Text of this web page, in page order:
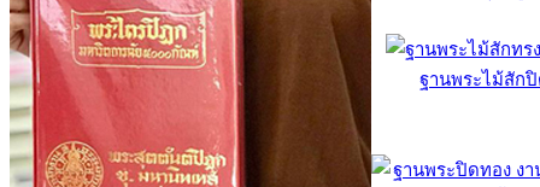
ฐานพระไม้สัก